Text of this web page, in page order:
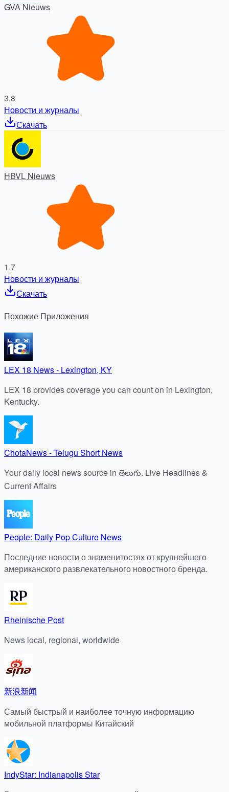
GVA Nieuws
3.8
Новости и журналы
Скачать
HBVL Nieuws
1.7
Новости и журналы
Скачать
Похожие Приложения
LEX 18 News - Lexington, KY
LEX 18 provides coverage you can count on in Lexington,
Kentucky.
ChotaNews - Telugu Short News
Your daily local news source in తెలుగు. Live Headlines &
Current Affairs
People: Daily Pop Culture News
Последние новости о знаменитостях от крупнейшего
американского развлекательного новостного бренда.
Rheinische Post
News local, regional, worldwide
新浪新闻
Самый быстрый и наиболее точную информацию
мобильной платформы Китайский
IndyStar: Indianapolis Star